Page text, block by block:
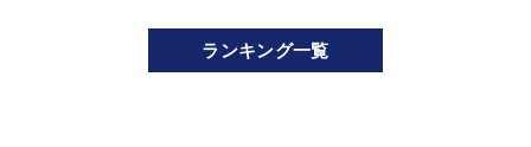
ランキング一覧